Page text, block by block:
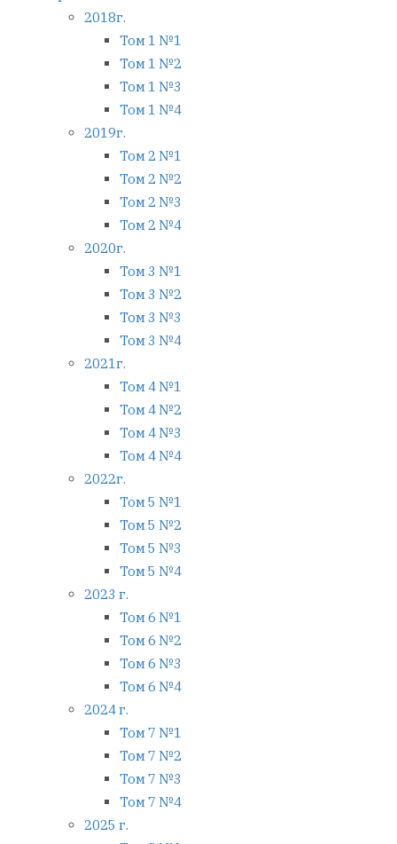
2018г.
Том 1 №1
Том 1 №2
Том 1 №3
Том 1 №4
2019г.
Том 2 №1
Том 2 №2
Том 2 №3
Том 2 №4
2020г.
Том 3 №1
Том 3 №2
Том 3 №3
Том 3 №4
2021г.
Том 4 №1
Том 4 №2
Том 4 №3
Том 4 №4
2022г.
Том 5 №1
Том 5 №2
Том 5 №3
Том 5 №4
2023 г.
Том 6 №1
Том 6 №2
Том 6 №3
Том 6 №4
2024 г.
Том 7 №1
Том 7 №2
Том 7 №3
Том 7 №4
2025 г.